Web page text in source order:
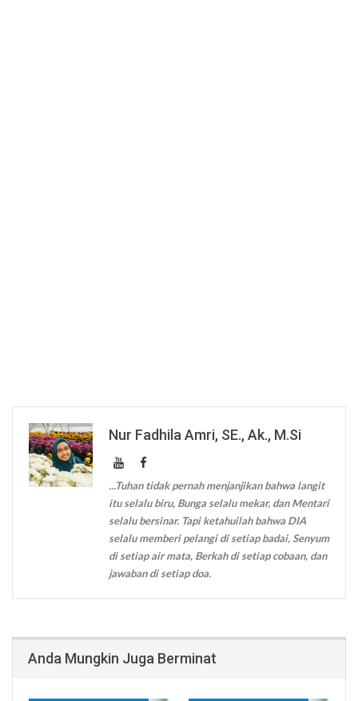
Nur Fadhila Amri, SE., Ak., M.Si
...Tuhan tidak pernah menjanjikan bahwa langit
itu selalu biru, Bunga selalu mekar, dan Mentari
selalu bersinar. Tapi ketahuilah bahwa DIA
selalu memberi pelangi di setiap badai, Senyum
di setiap air mata, Berkah di setiap cobaan, dan
jawaban di setiap doa.
Anda Mungkin Juga Berminat